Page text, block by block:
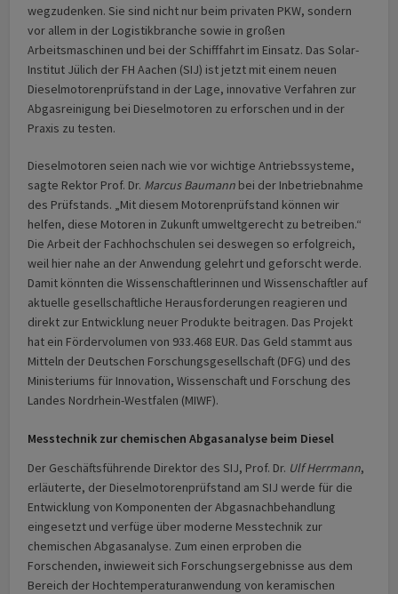
wegzudenken. Sie sind nicht nur beim privaten PKW, sondern
vor allem in der Logistikbranche sowie in großen
Arbeitsmaschinen und bei der Schifffahrt im Einsatz. Das Solar-
Institut Jülich der FH Aachen (SIJ) ist jetzt mit einem neuen
Dieselmotorenprüfstand in der Lage, innovative Verfahren zur
Abgasreinigung bei Dieselmotoren zu erforschen und in der
Praxis zu testen.
Dieselmotoren seien nach wie vor wichtige Antriebssysteme,
sagte Rektor Prof. Dr. Marcus Baumann bei der Inbetriebnahme
des Prüfstands. „Mit diesem Motorenprüfstand können wir
helfen, diese Motoren in Zukunft umweltgerecht zu betreiben.“
Die Arbeit der Fachhochschulen sei deswegen so erfolgreich,
weil hier nahe an der Anwendung gelehrt und geforscht werde.
Damit könnten die Wissenschaftlerinnen und Wissenschaftler auf
aktuelle gesellschaftliche Herausforderungen reagieren und
direkt zur Entwicklung neuer Produkte beitragen. Das Projekt
hat ein Fördervolumen von 933.468 EUR. Das Geld stammt aus
Mitteln der Deutschen Forschungsgesellschaft (DFG) und des
Ministeriums für Innovation, Wissenschaft und Forschung des
Landes Nordrhein-Westfalen (MIWF).
Messtechnik zur chemischen Abgasanalyse beim Diesel
Der Geschäftsführende Direktor des SIJ, Prof. Dr. Ulf Herrmann,
erläuterte, der Dieselmotorenprüfstand am SIJ werde für die
Entwicklung von Komponenten der Abgasnachbehandlung
eingesetzt und verfüge über moderne Messtechnik zur
chemischen Abgasanalyse. Zum einen erproben die
Forschenden, inwieweit sich Forschungsergebnisse aus dem
Bereich der Hochtemperaturanwendung von keramischen